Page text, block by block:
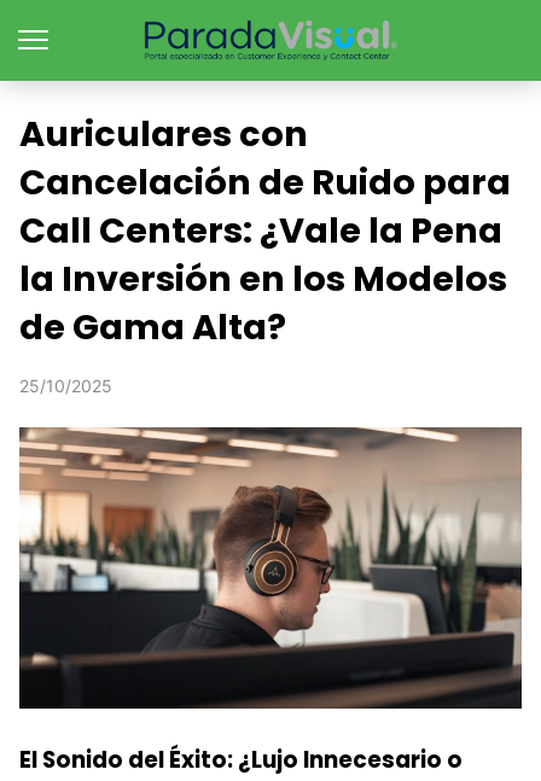
Auriculares con
Cancelación de Ruido para
Call Centers: ¿Vale la Pena
la Inversión en los Modelos
de Gama Alta?
25/10/2025
El Sonido del Éxito: ¿Lujo Innecesario o